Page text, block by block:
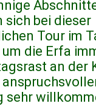
sich bei dieser
Tour im
die Erfa
an der
sehr